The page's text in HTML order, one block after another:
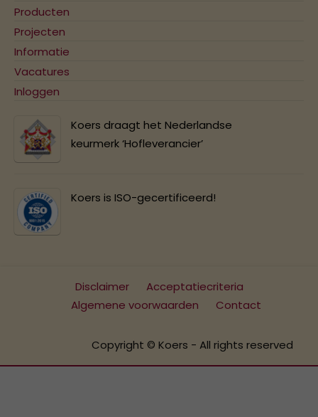
Producten
Projecten
Informatie
Vacatures
Inloggen
Koers draagt het Nederlandse
keurmerk ‘Hofleverancier’
Koers is ISO-gecertificeerd!
Disclaimer
Acceptatiecriteria
Algemene voorwaarden
Contact
Copyright © Koers - All rights reserved